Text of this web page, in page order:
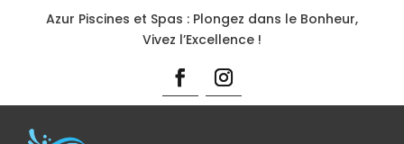
Azur Piscines et Spas : Plongez dans le Bonheur,
Vivez l’Excellence !